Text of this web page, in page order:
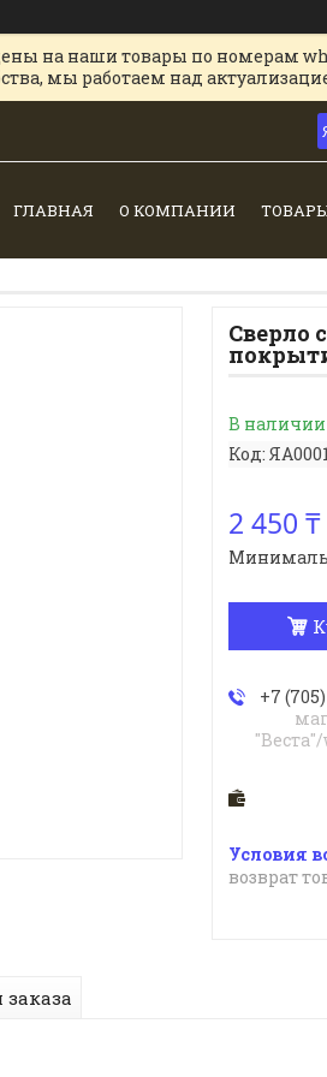
на наши товары по номерам
мы работаем над
ГЛАВНАЯ О КОМПАНИИ
Сверло
В наличии
Код:
2 450 ₸
+7
возврат